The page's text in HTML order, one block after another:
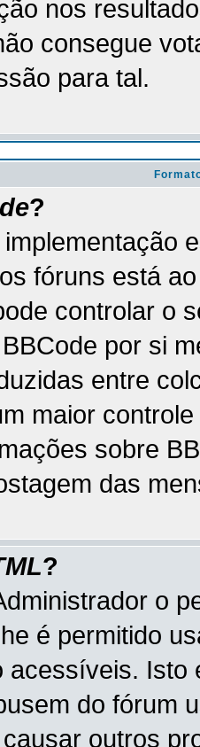
nos
consegue
para tal.
?
fóruns está
controlar o
por si
entre
maior
sobre
das
?
o
é permitido
acessíveis.
do fórum
outros